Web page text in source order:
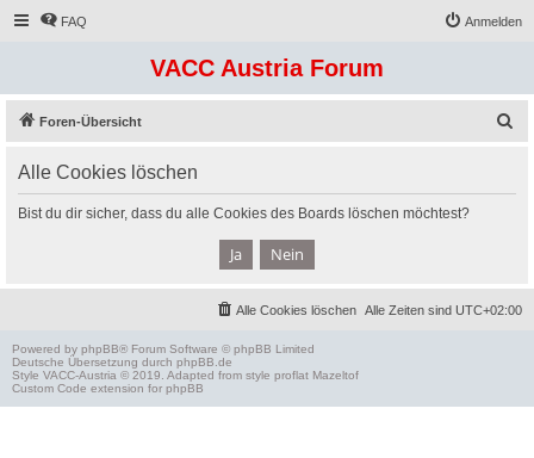
FAQ Anmelden
VACC Austria Forum
Foren-Übersicht
Alle Cookies löschen
Bist du dir sicher, dass du alle Cookies des Boards löschen möchtest?
Alle Zeiten sind UTC+02:00
Alle Cookies löschen
Powered by phpBB® Forum Software © phpBB Limited
Deutsche Übersetzung durch phpBB.de
Style VACC-Austria © 2019. Adapted from style proflat Mazeltof
Custom Code extension for phpBB